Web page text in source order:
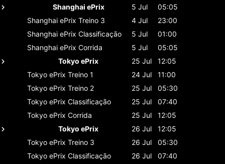
Shanghai ePrix
5 Jul
05:05
Shanghai ePrix Treino 3 4 Jul
23:00
Shanghai ePrix Classificaçāo 5 Jul
01:00
Shanghai ePrix Corrida 5 Jul
05:05
Tokyo ePrix
25 Jul
12:05
Tokyo ePrix Treino 1 24 Jul
11:00
Tokyo ePrix Treino 2 25 Jul
05:30
Tokyo ePrix Classificaçāo 25 Jul
07:40
Tokyo ePrix Corrida 25 Jul
12:05
Tokyo ePrix
26 Jul
12:05
Tokyo ePrix Treino 3 26 Jul
05:30
Tokyo ePrix Classificaçāo 26 Jul
07:40